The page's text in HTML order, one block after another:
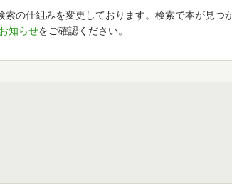
索の仕組みを変更しております。検索で本が見つ
知らせをご確認ください。